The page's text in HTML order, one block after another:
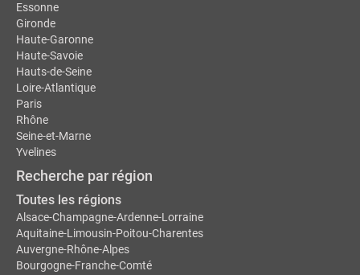
Essonne
Gironde
Haute-Garonne
Haute-Savoie
Hauts-de-Seine
Loire-Atlantique
Paris
Rhône
Seine-et-Marne
Yvelines
Recherche par région
Toutes les régions
Alsace-Champagne-Ardenne-Lorraine
Aquitaine-Limousin-Poitou-Charentes
Auvergne-Rhône-Alpes
Bourgogne-Franche-Comté